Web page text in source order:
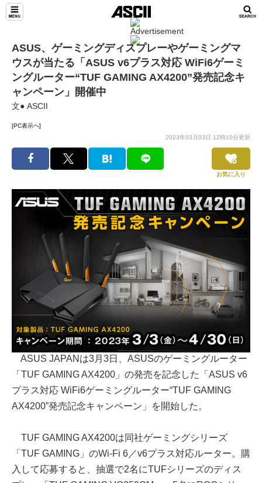
ASUS、ゲーミングディスプレーやゲーミングマ
ウスが当たる「ASUS v6プラス対応 WiFi6ゲーミ
ングルーター“TUF GAMING AX4200”発売記念キ
ャンペーン」開催中
文● ASCII
[PC表示へ]
2023年03月03日 12時10分更新
お気に入り
ASUS JAPANは3月3日、ASUSのゲーミングルーター
「TUF GAMING AX4200」の発売を記念した「ASUS v6
プラス対応 WiFi6ゲーミングルーター“TUF GAMING
AX4200”発売記念キャンペーン」を開始した。
TUF GAMING AX4200は同社ゲーミングシリーズ
「TUF GAMING」のWi-Fi 6／v6プラス対応ルーター。購
入して応募すると、抽選で2名にTUFシリーズのディス